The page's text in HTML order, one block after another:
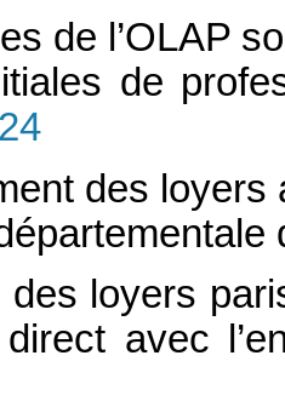
de l’OLAP
de
24
des
des loyers
avec